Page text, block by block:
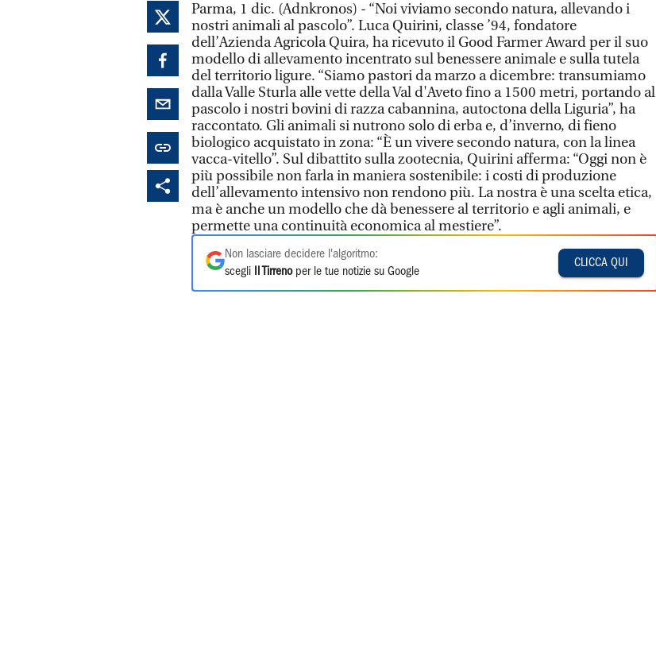
Parma, 1 dic. (Adnkronos) - “Noi viviamo secondo natura, allevando i
nostri animali al pascolo”. Luca Quirini, classe ’94, fondatore
dell’Azienda Agricola Quira, ha ricevuto il Good Farmer Award per il suo
modello di allevamento incentrato sul benessere animale e sulla tutela
del territorio ligure. “Siamo pastori da marzo a dicembre: transumiamo
dalla Valle Sturla alle vette della Val d'Aveto fino a 1500 metri, portando al
pascolo i nostri bovini di razza cabannina, autoctona della Liguria”, ha
raccontato. Gli animali si nutrono solo di erba e, d’inverno, di fieno
biologico acquistato in zona: “È un vivere secondo natura, con la linea
vacca-vitello”. Sul dibattito sulla zootecnia, Quirini afferma: “Oggi non è
più possibile non farla in maniera sostenibile: i costi di produzione
dell’allevamento intensivo non rendono più. La nostra è una scelta etica,
ma è anche un modello che dà benessere al territorio e agli animali, e
permette una continuità economica al mestiere”.
Non lasciare decidere l'algoritmo:
scegli
Il Tirrenoper le tue notizie su Google
CLICCA QUI